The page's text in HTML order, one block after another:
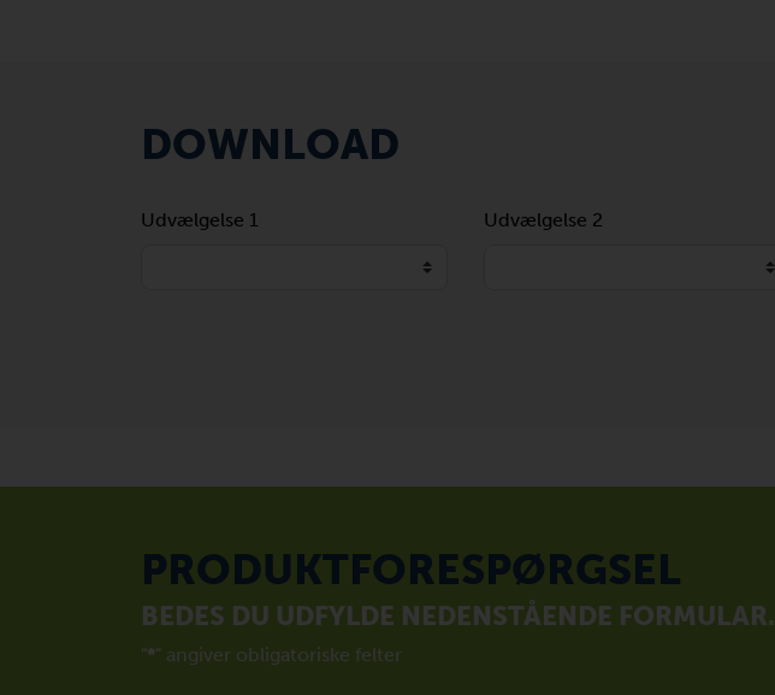
DOWNLOAD
Udvælgelse 1 Udvælgelse 2
PRODUKTFORESPØRGSEL
BEDES DU UDFYLDE NEDENSTÅENDE FORMULAR.
"*" angiver obligatoriske felter